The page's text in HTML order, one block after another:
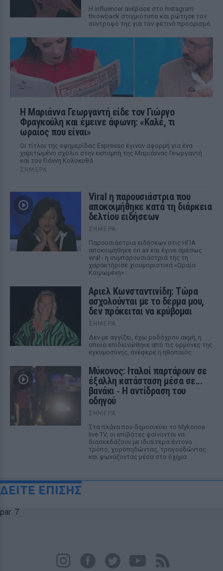
Η influencer ανέβασε στο Instagram
throwback στιγμιότυπο και ρώτησε τον
σύντροφό της για τον φετινό προορισμό
Η Μαριάννα Γεωργαντή είδε τον Γιώργο
Φραγκούλη και έμεινε άφωνη: «Καλέ, τι
ωραίος που είναι»
Οι τίτλοι της εφημερίδας Espresso έγιναν αφορμή για ένα
χαριτωμένο σχόλιο στην εκπομπή της Μαριάννας Γεωργαντή
και του Γιάννη Κολοκυθά
ΣΉΜΕΡΑ
Viral η παρουσιάστρια που
αποκοιμήθηκε κατά τη διάρκεια
δελτίου ειδήσεων
ΣΉΜΕΡΑ
Παρουσιάστρια ειδήσεων στις ΗΠΑ
αποκοιμήθηκε on air και έγινε αμέσως
viral - η συμπαρουσιάστριά της τη
χαρακτήρισε χιουμοριστικά «Ωραία
Κοιμωμένη».
Αριελ Κωνσταντινίδη: Τώρα
ασχολούνται με το δέρμα μου,
δεν πρόκειται να κρύβομαι
ΣΉΜΕΡΑ
Δεν με αγγίζει, έχω ροδόχρου ακμή, η
οποία επιδεινώθηκε από τις ορμόνες της
εγκυμοσύνης, ανέφερε η ηθοποιός
Μύκονος: Ιταλοί παρτάρουν σε
έξαλλη κατάσταση μέσα σε...
βανάκι ‑ Η αντίδραση του
οδηγού
ΣΉΜΕΡΑ
Στα πλάνα που δημοσιεύει το Mykonos
live TV, οι επιβάτες φαίνονται να
διασκεδάζουν με ιδιαίτερα έντονο
τρόπο, χοροπηδώντας, τραγουδώντας
και φωνάζοντας μέσα στο όχημα
ΔΕΙΤΕ ΕΠΙΣΗΣ
par: 7